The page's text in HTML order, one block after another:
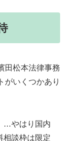
田松本法律事務
がいくつかあり
…やはり国内
相談枠は限定